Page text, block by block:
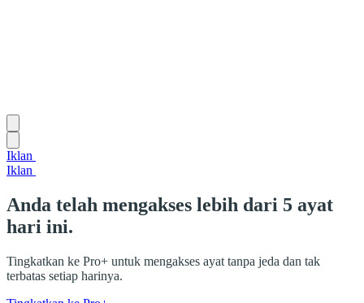
Iklan
Iklan
Anda telah mengakses lebih dari 5 ayat
hari ini.
Tingkatkan ke Pro+ untuk mengakses ayat tanpa jeda dan tak
terbatas setiap harinya.